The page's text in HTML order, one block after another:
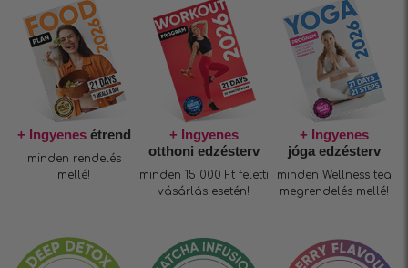
+ Ingyenesétrend
minden rendelés
mellé!
+ Ingyenes
otthoni edzésterv
minden 15 000 Ft feletti
vásárlás esetén!
+ Ingyenes
jóga edzésterv
minden Wellness tea
megrendelés mellé!